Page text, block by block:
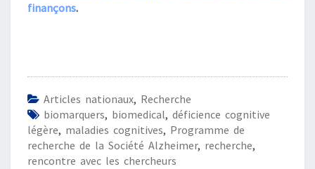
finançons.
Articles nationaux, Recherche
biomarquers, biomedical, déficience cognitive
légère, maladies cognitives, Programme de
recherche de la Société Alzheimer, recherche,
rencontre avec les chercheurs